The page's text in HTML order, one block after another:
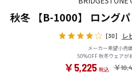
秋冬 【B-1000】 ロング
[30] レ
メーカー希望小売
50%OFF 秋冬ウェアが
￥
￥5,225